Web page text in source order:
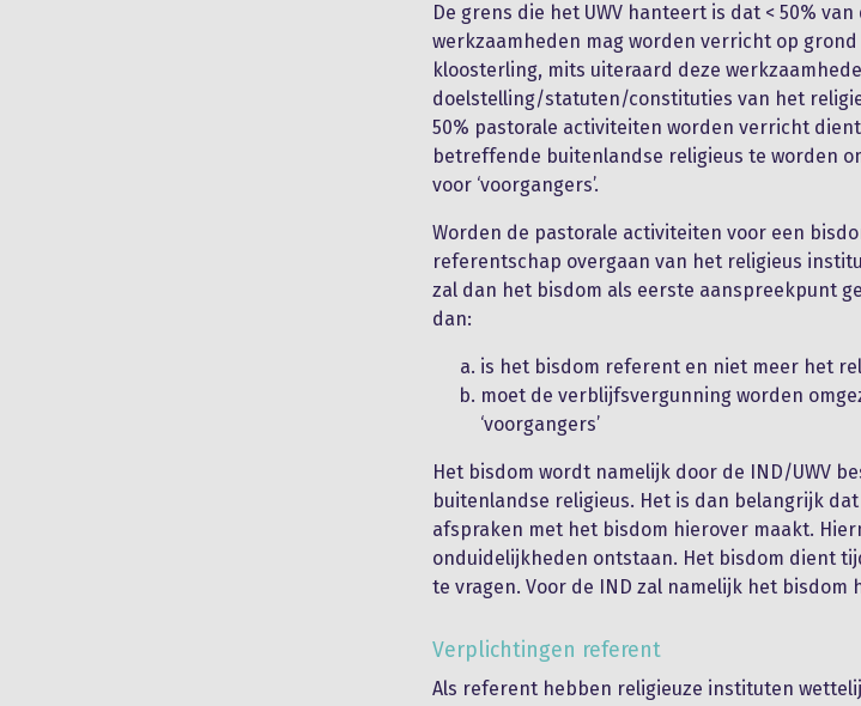
De grens die het UWV hanteert is dat < 50%
werkzaamheden mag worden verricht op
kloosterling, mits uiteraard deze
doelstelling/statuten/constituties van het
50% pastorale activiteiten worden verricht
betreffende buitenlandse religieus te worden
voor ‘voorgangers’.
Worden de pastorale activiteiten voor een
referentschap overgaan van het religieus
zal dan het bisdom als eerste aanspreekpunt
dan:
is het bisdom referent en niet meer het
moet de verblijfsvergunning worden
‘voorgangers’
Het bisdom wordt namelijk door de IND/UWV
buitenlandse religieus. Het is dan belangrijk
afspraken met het bisdom hierover maakt.
onduidelijkheden ontstaan. Het bisdom dient
te vragen. Voor de IND zal namelijk het
Verplichtingen referent
Als referent hebben religieuze instituten